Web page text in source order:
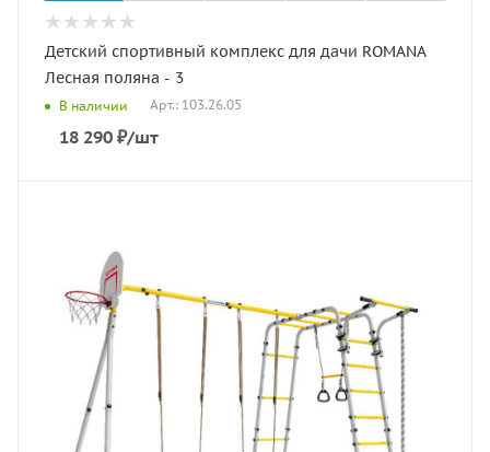
Детский спортивный комплекс для дачи ROMANA
Лесная поляна - 3
В наличии Арт.: 103.26.05
18 290 ₽/шт